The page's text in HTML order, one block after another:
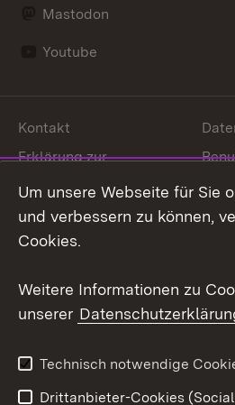
Mastodon
Youtube
Link zum Landesportal
Kontakt
Erklärung zur
Impressum
Um unsere Webseite für Sie
und verbessern zu können,
Cookies.
Weitere Informationen zu
unserer
Technisch notwendige
Drittanbieter-Cookies